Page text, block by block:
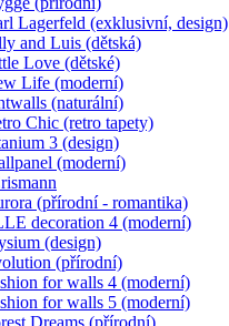
Lagerfeld (exklusivní, design)
and Luis (dětská)
Love (dětské)
Life (moderní)
(naturální)
Chic (retro tapety)
3 (design)
(moderní)
(přírodní - romantika)
decoration 4 (moderní)
(design)
(přírodní)
for walls 4 (moderní)
for walls 5 (moderní)
Dreams (přírodní)